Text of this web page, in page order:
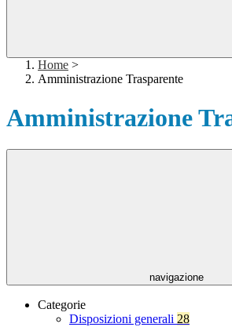
Home >
Amministrazione Trasparente
Amministrazione
navigazione
Categorie
Disposizioni generali 28